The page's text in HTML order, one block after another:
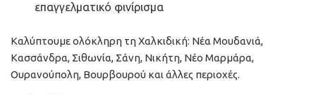
επαγγελματικό φινίρισμα
Καλύπτουμε ολόκληρη τη Χαλκιδική: Νέα Μουδανιά,
Κασσάνδρα, Σιθωνία, Σάνη, Νικήτη, Νέο Μαρμάρα,
Ουρανούπολη, Βουρβουρού και άλλες περιοχές.